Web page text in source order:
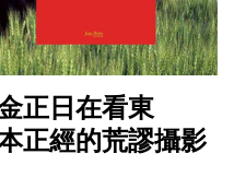
正日在看東
正經的荒謬攝影